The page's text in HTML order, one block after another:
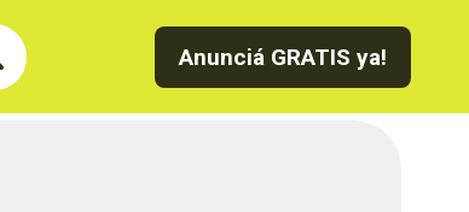
Anunciá GRATIS ya!